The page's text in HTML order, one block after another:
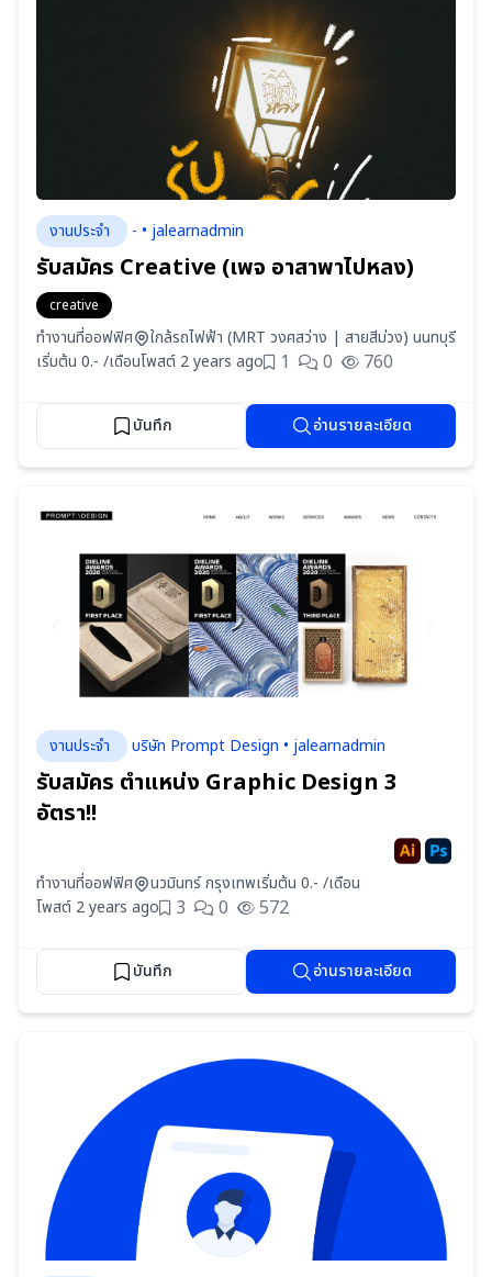
งานประจำ - • jalearnadmin
รับสมัคร Creative (เพจ อาสาพาไปหลง)
creative
ทำงานที่ออฟฟิศ
ใกล้รถไฟฟ้า (MRT วงศสว่าง | สายสีม่วง) นนทบุรี
เริ่มต้น 0.- /เดือนโพสต์ 2 years ago 1 0 760
บันทึก อ่านรายละเอียด
งานประจำ บริษัท Prompt Design • jalearnadmin
รับสมัคร ตำแหน่ง Graphic Design 3
อัตรา!!
ทำงานที่ออฟฟิศ นวมินทร์ กรุงเทพเริ่มต้น 0.- /เดือน
โพสต์ 2 years ago
3 0 572
บันทึก อ่านรายละเอียด